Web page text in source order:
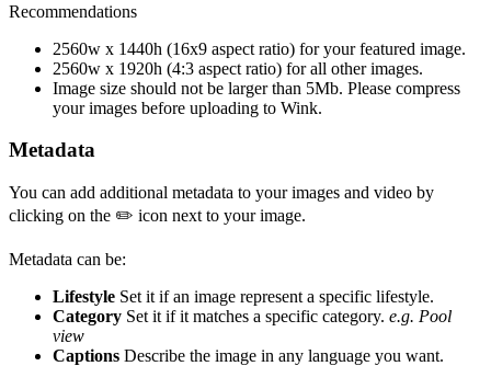
Recommendations
2560w x 1440h (16x9 aspect ratio) for your featured image.
2560w x 1920h (4:3 aspect ratio) for all other images.
Image size should not be larger than 5Mb. Please compress
your images before uploading to Wink.
Metadata
You can add additional metadata to your images and video by
clicking on the ✏️ icon next to your image.
Metadata can be:
Lifestyle Set it if an image represent a specific lifestyle.
Category Set it if it matches a specific category. e.g. Pool
view
Captions Describe the image in any language you want.